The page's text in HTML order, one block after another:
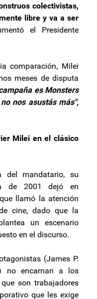
colectivistas,
libre y va a ser
el Presidente
comparación, Milei
meses de disputa
es Monsters
nos asustás más",
Milei en el clásico
del mandatario, su
de 2001 dejó en
llamó la atención
cine, dado que la
un escenario
en el discurso.
(James P.
no encarnan a los
son trabajadores
que les exige